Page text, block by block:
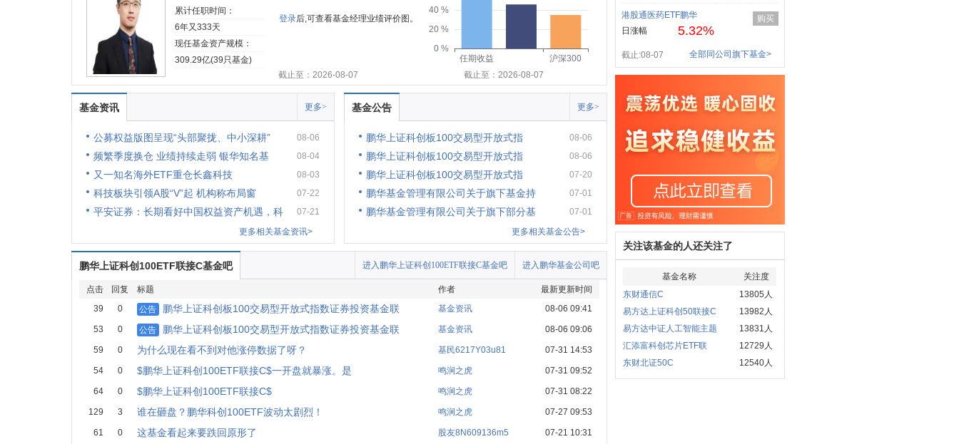
累计任职时间：
6年又333天
现任基金资产规模：
309.29亿(39只基金)
登录后,可查看基金经理业绩评价图。
0 %
20 %
40 %
任期收益
沪深300
截止至：2026-08-07
截止至：2026-08-07
基金资讯 更多>
公募权益版图呈现“头部聚拢、中小深耕” 08-06
频繁季度换仓 业绩持续走弱 银华知名基 08-04
又一知名海外ETF重仓长鑫科技 08-03
科技板块引领A股“V”起 机构称布局窗 07-22
平安证券：长期看好中国权益资产机遇，科
07-21
更多相关基金资讯>
基金公告 更多>
鹏华上证科创板100交易型开放式指 08-06
鹏华上证科创板100交易型开放式指 08-06
鹏华上证科创板100交易型开放式指 07-20
鹏华基金管理有限公司关于旗下基金持 07-01
鹏华基金管理有限公司关于旗下部分基
07-01
更多相关基金公告>
鹏华上证科创100ETF联接C基金吧 进入鹏华基金公司吧
进入鹏华上证科创100ETF联接C基金吧
点击 回复 标题 作者
最新更新时间
39
0 公告 鹏华上证科创板100交易型开放式指数证券投资基金联 基金资讯 08-06 09:41
53 0 公告 鹏华上证科创板100交易型开放式指数证券投资基金联 基金资讯 08-06 09:06
59 0 为什么现在看不到对他涨停数据了呀？ 基民6217Y03u81 07-31 14:53
54 0 $鹏华上证科创100ETF联接C$一开盘就暴涨。是 鸣涧之虎 07-31 09:52
64 0 $鹏华上证科创100ETF联接C$ 鸣涧之虎 07-31 08:22
129 3 谁在砸盘？鹏华科创100ETF波动太剧烈！ 鸣涧之虎 07-27 09:53
61 0 这基金看起来要跌回原形了 股友8N609136m5 07-21 10:31
港股通医药ETF鹏华
日涨幅
5.32%
购买
截止:08-07 全部同公司旗下基金>
关注该基金的人还关注了
基金名称
关注度
东财通信C
13805人
易方达上证科创50联接C
13982人
易方达中证人工智能主题
13831人
汇添富科创芯片ETF联
12729人
东财北证50C
12540人